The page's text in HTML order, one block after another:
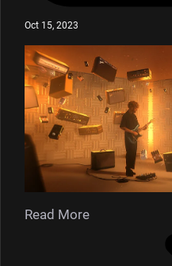
Oct 15, 2023
Read More